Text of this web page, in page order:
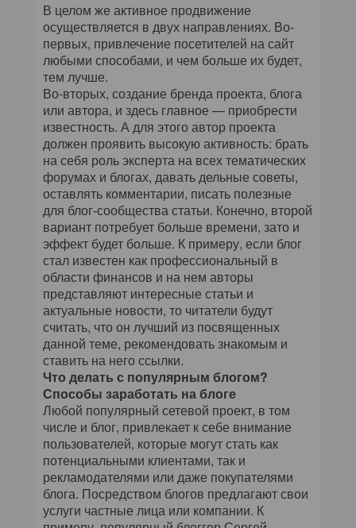
В целом же активное продвижение
осуществляется в двух направлениях. Во-
первых, привлечение посетителей на сайт
любыми способами, и чем больше их будет,
тем лучше.
Во-вторых, создание бренда проекта, блога
или автора, и здесь главное — приобрести
известность. А для этого автор проекта
должен проявить высокую активность: брать
на себя роль эксперта на всех тематических
форумах и блогах, давать дельные советы,
оставлять комментарии, писать полезные
для блог-сообщества статьи. Конечно, второй
вариант потребует больше времени, зато и
эффект будет больше. К примеру, если блог
стал известен как профессиональный в
области финансов и на нем авторы
представляют интересные статьи и
актуальные новости, то читатели будут
считать, что он лучший из посвященных
данной теме, рекомендовать знакомым и
ставить на него ссылки.
Что делать с популярным блогом?
Способы заработать на блоге
Любой популярный сетевой проект, в том
числе и блог, привлекает к себе внимание
пользователей, которые могут стать как
потенциальными клиентами, так и
рекламодателями или даже покупателями
блога. Посредством блогов предлагают свои
услуги частные лица или компании. К